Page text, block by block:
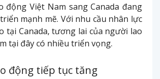
động Việt Nam sang Canada đang
mạnh mẽ. Với nhu cầu nhân lực
tại Canada, tương lai của người lao
tại đây có nhiều triển vọng.
động tiếp tục tăng